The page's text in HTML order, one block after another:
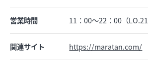
営業時間 11：00～22：00（LO.21
関連サイト https://maratan.com/